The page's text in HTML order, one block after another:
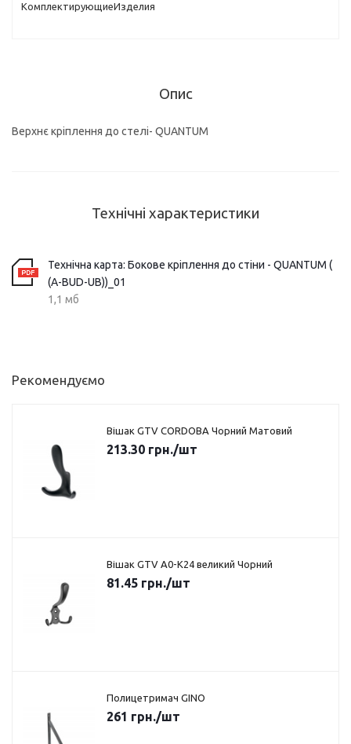
КомплектирующиеИзделия
Опис
Верхнє кріплення до стелі- QUANTUM
Технічні характеристики
Технічна карта: Бокове кріплення до стіни - QUANTUM (
(A-BUD-UB))_01
1,1 мб
Рекомендуємо
Вішак GTV CORDOBA Чорний Матовий
213.30 грн./шт
Вішак GTV A0-K24 великий Чорний
81.45 грн./шт
Полицетримач GINO
261 грн./шт